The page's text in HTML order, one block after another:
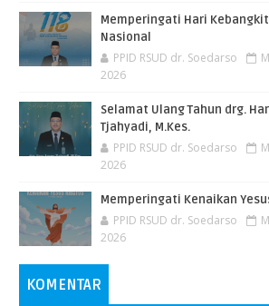
Memperingati Hari
Nasional
PPID RSUD dr. Soedarso
2026
Selamat Ulang Tahun drg.
Tjahyadi, M.Kes.
PPID RSUD dr. Soedarso
2026
Memperingati Kenaikan
PPID RSUD dr. Soedarso
2026
KOMENTAR